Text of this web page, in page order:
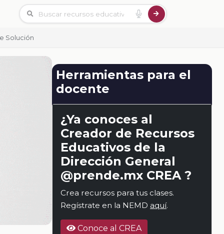
Solución
Herramientas para el
docente
¿Ya conoces al
Creador de Recursos
Educativos de la
Dirección General
@prende.mx CREA ?
Crea recursos para tus clases.
Regístrate en la NEMD aquí.
Conoce al CREA